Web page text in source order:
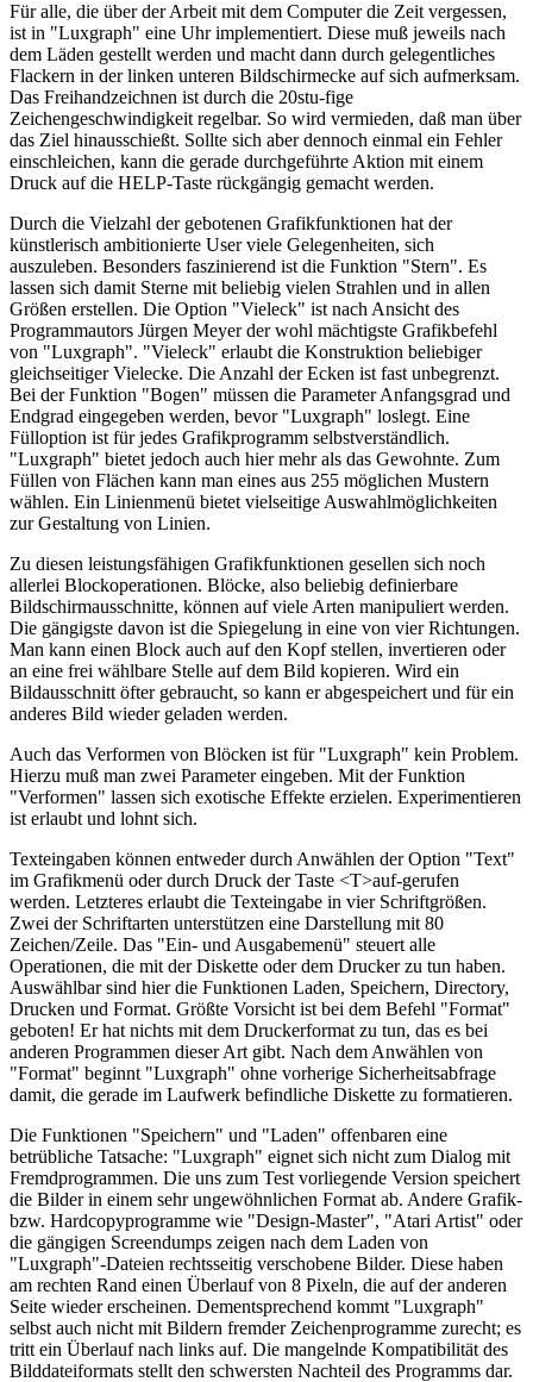
Für alle, die über der Arbeit mit dem Computer die Zeit vergessen,
ist in "Luxgraph" eine Uhr implementiert. Diese muß jeweils nach
dem Läden gestellt werden und macht dann durch gelegentliches
Flackern in der linken unteren Bildschirmecke auf sich aufmerksam.
Das Freihandzeichnen ist durch die 20stu-fige
Zeichengeschwindigkeit regelbar. So wird vermieden, daß man über
das Ziel hinausschießt. Sollte sich aber dennoch einmal ein Fehler
einschleichen, kann die gerade durchgeführte Aktion mit einem
Druck auf die HELP-Taste rückgängig gemacht werden.
Durch die Vielzahl der gebotenen Grafikfunktionen hat der
künstlerisch ambitionierte User viele Gelegenheiten, sich
auszuleben. Besonders faszinierend ist die Funktion "Stern". Es
lassen sich damit Sterne mit beliebig vielen Strahlen und in allen
Größen erstellen. Die Option "Vieleck" ist nach Ansicht des
Programmautors Jürgen Meyer der wohl mächtigste Grafikbefehl
von "Luxgraph". "Vieleck" erlaubt die Konstruktion beliebiger
gleichseitiger Vielecke. Die Anzahl der Ecken ist fast unbegrenzt.
Bei der Funktion "Bogen" müssen die Parameter Anfangsgrad und
Endgrad eingegeben werden, bevor "Luxgraph" loslegt. Eine
Fülloption ist für jedes Grafikprogramm selbstverständlich.
"Luxgraph" bietet jedoch auch hier mehr als das Gewohnte. Zum
Füllen von Flächen kann man eines aus 255 möglichen Mustern
wählen. Ein Linienmenü bietet vielseitige Auswahlmöglichkeiten
zur Gestaltung von Linien.
Zu diesen leistungsfähigen Grafikfunktionen gesellen sich noch
allerlei Blockoperationen. Blöcke, also beliebig definierbare
Bildschirmausschnitte, können auf viele Arten manipuliert werden.
Die gängigste davon ist die Spiegelung in eine von vier Richtungen.
Man kann einen Block auch auf den Kopf stellen, invertieren oder
an eine frei wählbare Stelle auf dem Bild kopieren. Wird ein
Bildausschnitt öfter gebraucht, so kann er abgespeichert und für ein
anderes Bild wieder geladen werden.
Auch das Verformen von Blöcken ist für "Luxgraph" kein Problem.
Hierzu muß man zwei Parameter eingeben. Mit der Funktion
"Verformen" lassen sich exotische Effekte erzielen. Experimentieren
ist erlaubt und lohnt sich.
Texteingaben können entweder durch Anwählen der Option "Text"
im Grafikmenü oder durch Druck der Taste <T>auf-gerufen
werden. Letzteres erlaubt die Texteingabe in vier Schriftgrößen.
Zwei der Schriftarten unterstützen eine Darstellung mit 80
Zeichen/Zeile. Das "Ein- und Ausgabemenü" steuert alle
Operationen, die mit der Diskette oder dem Drucker zu tun haben.
Auswählbar sind hier die Funktionen Laden, Speichern, Directory,
Drucken und Format. Größte Vorsicht ist bei dem Befehl "Format"
geboten! Er hat nichts mit dem Druckerformat zu tun, das es bei
anderen Programmen dieser Art gibt. Nach dem Anwählen von
"Format" beginnt "Luxgraph" ohne vorherige Sicherheitsabfrage
damit, die gerade im Laufwerk befindliche Diskette zu formatieren.
Die Funktionen "Speichern" und "Laden" offenbaren eine
betrübliche Tatsache: "Luxgraph" eignet sich nicht zum Dialog mit
Fremdprogrammen. Die uns zum Test vorliegende Version speichert
die Bilder in einem sehr ungewöhnlichen Format ab. Andere Grafik-
bzw. Hardcopyprogramme wie "Design-Master", "Atari Artist" oder
die gängigen Screendumps zeigen nach dem Laden von
"Luxgraph"-Dateien rechtsseitig verschobene Bilder. Diese haben
am rechten Rand einen Überlauf von 8 Pixeln, die auf der anderen
Seite wieder erscheinen. Dementsprechend kommt "Luxgraph"
selbst auch nicht mit Bildern fremder Zeichenprogramme zurecht; es
tritt ein Überlauf nach links auf. Die mangelnde Kompatibilität des
Bilddateiformats stellt den schwersten Nachteil des Programms dar.